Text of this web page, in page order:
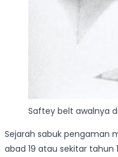
Saftey belt awalnya
Sejarah sabuk pengaman
abad 19 atau sekitar tahun